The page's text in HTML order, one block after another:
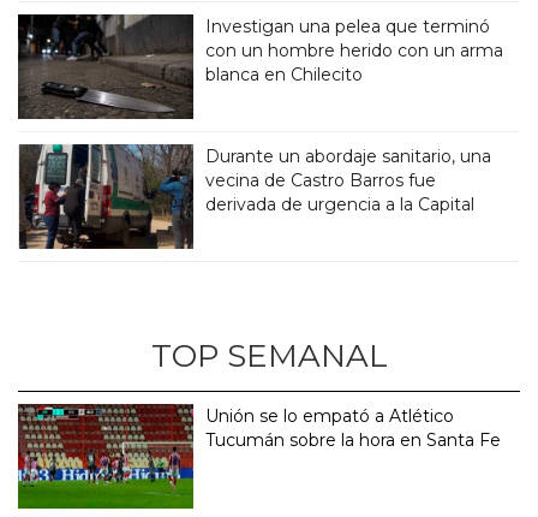
Investigan una pelea que terminó
con un hombre herido con un arma
blanca en Chilecito
Durante un abordaje sanitario, una
vecina de Castro Barros fue
derivada de urgencia a la Capital
TOP SEMANAL
Unión se lo empató a Atlético
Tucumán sobre la hora en Santa Fe